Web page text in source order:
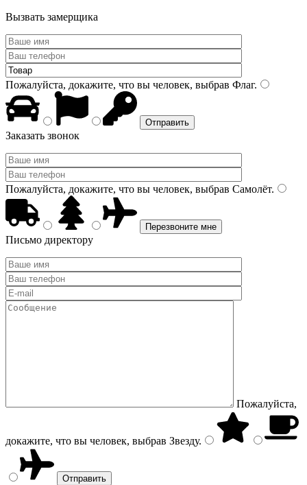
Вызвать замерщика
Пожалуйста, докажите, что вы человек, выбрав Флаг.
Заказать звонок
Пожалуйста, докажите, что вы человек, выбрав Самолёт.
Письмо директору
Пожалуйста,
докажите, что вы человек, выбрав Звезду.